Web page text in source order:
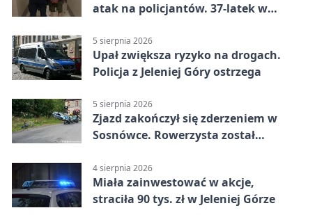
atak na policjantów. 37-latek w
5 sierpnia 2026
Upał zwiększa ryzyko na drogach.
Policja z Jeleniej Góry ostrzega
5 sierpnia 2026
Zjazd zakończył się zderzeniem w
Sosnówce. Rowerzysta został
4 sierpnia 2026
Miała zainwestować w akcje,
straciła 90 tys. zł w Jeleniej Górze